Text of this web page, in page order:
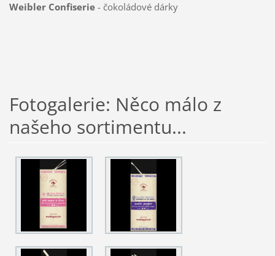
Weibler Confiserie- čokoládové dárky
Fotogalerie: Něco málo z
našeho sortimentu...